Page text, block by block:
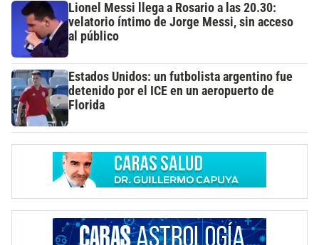
Lionel Messi llega a Rosario a las 20.30:
velatorio íntimo de Jorge Messi, sin acceso
al público
Estados Unidos: un futbolista argentino fue
detenido por el ICE en un aeropuerto de
Florida